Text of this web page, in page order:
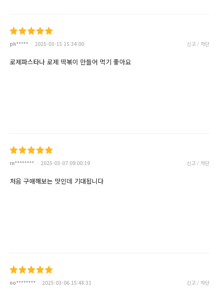
ph***** 2025-03-15 15:34:00 신고 / 차단
로제파스타나 로제 떡볶이 만들어 먹기 좋아요
rn******** 2025-03-07 09:00:19 신고 / 차단
처음 구매해보는 맛인데 기대됩니다
no******** 2025-03-06 15:48:31 신고 / 차단